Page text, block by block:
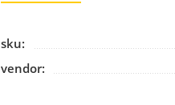
sku:
vendor: